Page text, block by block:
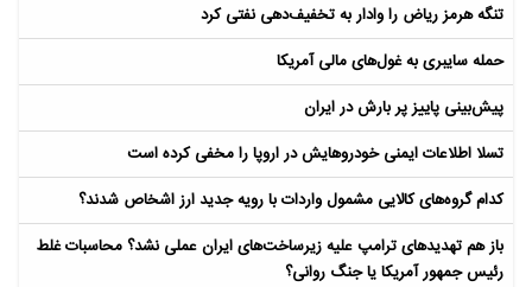
تنگه هرمز ریاض را وادار به تخفیف‌دهی نفتی کرد
حمله سایبری به غول‌های مالی آمریکا
پیش‌بینی پاییز پر بارش در ایران
تسلا اطلاعات ایمنی خودروهایش در اروپا را مخفی کرده است
کدام گروه‌های کالایی مشمول واردات با رویه جدید ارز اشخاص شدند؟
باز هم تهدیدهای ترامپ علیه زیرساخت‌های ایران عملی نشد؟ محاسبات غلط
رئیس جمهور آمریکا یا جنگ روانی؟